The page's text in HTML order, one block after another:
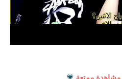
مشاهدة ممتعة 💗